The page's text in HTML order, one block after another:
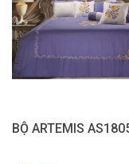
BỘ ARTEMIS